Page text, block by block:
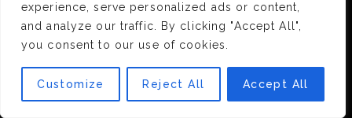
experience, serve personalized ads or content,
and analyze our traffic. By clicking "Accept All",
you consent to our use of cookies.
Customize Reject All Accept All
*
E-MAIL*
Nous utilisons des cookies pour vous garantir la meilleure
expérience sur notre site. Si vous continuez à utiliser ce
dernier, nous considérerons que vous acceptez l'utilisation des
cookies.
OK